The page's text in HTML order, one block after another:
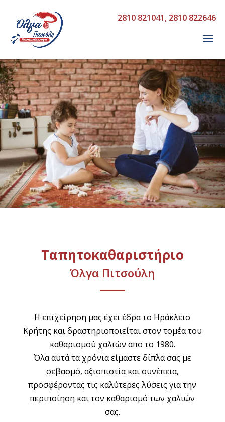
2810 821041, 2810 822646
Ταπητοκαθαριστήριο
Όλγα Πιτσούλη
Η επιχείρηση μας έχει έδρα το Ηράκλειο
Κρήτης και δραστηριοποιείται στον τομέα του
καθαρισμού χαλιών απο το 1980.
Όλα αυτά τα χρόνια είμαστε δίπλα σας με
σεβασμό, αξιοπιστία και συνέπεια,
προσφέροντας τις καλύτερες λύσεις για την
περιποίηση και τον καθαρισμό των χαλιών
σας.